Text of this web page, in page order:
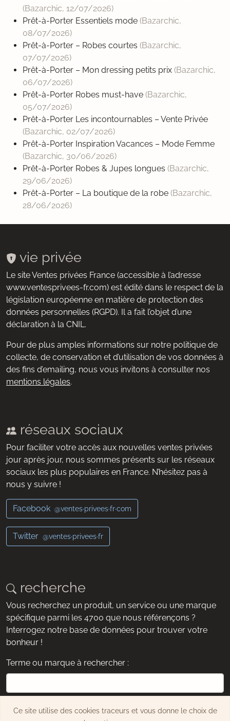
(Bazarchic, 12/07/2026)
Prêt-à-Porter Essentiels mode (Bazarchic,
08/07/2026)
Prêt-à-Porter – Robes courtes (Bazarchic,
07/07/2026)
Prêt-à-Porter – Mon dressing petits prix (Bazarchic,
06/07/2026)
Prêt-à-Porter Robes must-have (Bazarchic,
05/07/2026)
Prêt-à-Porter Les incontournables – Vente Privée
(Bazarchic, 02/07/2026)
Prêt-à-Porter Inspiration Vacances – Mode Femme
(Bazarchic, 30/06/2026)
Prêt-à-Porter Robes & Jupes longues (Bazarchic,
29/06/2026)
Prêt-à-Porter – La boutique de la robe (Bazarchic,
28/06/2026)
vie privée
Le site Ventes privées France (accessible à l’adresse
www.ventesprivees-fr.com) est édité dans le respect de la
législation européenne en matière de protection des
données personnelles (RGPD). Il a fait l’objet d’une
déclaration à la CNIL.
Pour de plus amples informations sur notre politique de
collecte, de conservation et d’utilisation de vos données à
des fins d’emailing, nous vous invitons à consulter nos
mentions légales.
réseaux sociaux
Pour faciliter votre accès aux nouvelles ventes privées
jour après jour, nous sommes présents sur les réseaux
sociaux les plus populaires en France. N’hésitez pas à
nous y suivre !
Facebook @ventes·privees·fr·com
Twitter @ventes·privees·fr
recherche
Vous recherchez un produit, un service ou une marque
spécifique parmi les 4700 que nous référençons ?
Interrogez notre base de données pour trouver votre
bonheur !
Terme ou marque à rechercher :
Ce site utilise des cookies traceurs et vous donne le choix de